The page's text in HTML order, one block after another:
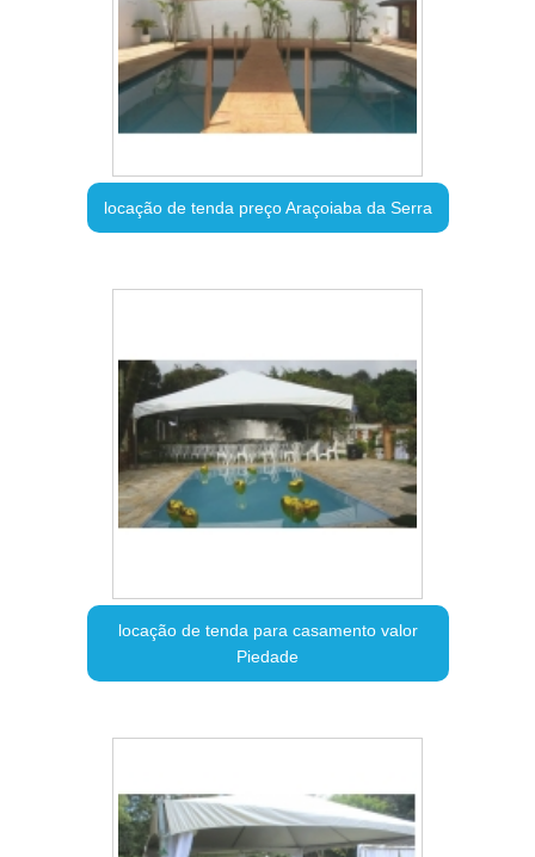
locação de tenda preço Araçoiaba da Serra
locação de tenda para casamento valor
Piedade